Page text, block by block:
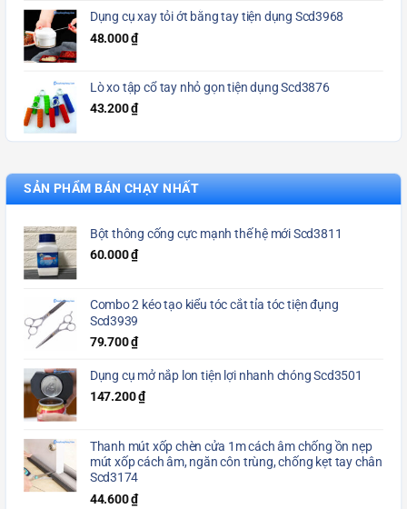
Dụng cụ xay tỏi ớt bằng tay tiện dụng Scd3968
48.000₫
Lò xo tập cổ tay nhỏ gọn tiện dụng Scd3876
43.200₫
SẢN PHẨM BÁN CHẠY NHẤT
Bột thông cống cực mạnh thế hệ mới Scd3811
60.000₫
Combo 2 kéo tạo kiểu tóc cắt tỉa tóc tiện đụng
Scd3939
79.700₫
Dụng cụ mở nắp lon tiện lợi nhanh chóng Scd3501
147.200₫
Thanh mút xốp chèn cửa 1m cách âm chống ồn nẹp
mút xốp cách âm, ngăn côn trùng, chống kẹt tay chân
Scd3174
44.600₫